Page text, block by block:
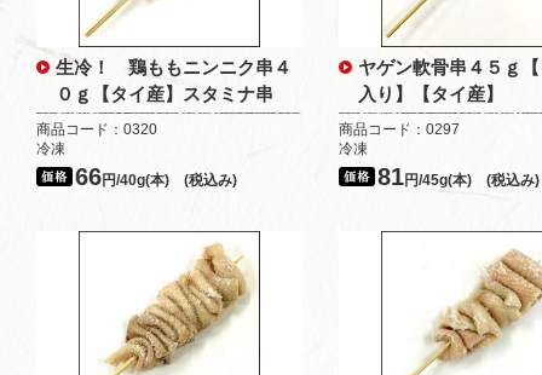
生冷！ 鶏ももニンニク串４
０ｇ【タイ産】スタミナ串
商品コード：0320
冷凍
66円/40g(本) (税込み)
ヤゲン軟骨串４５ｇ
入り】【タイ産】
商品コード：0297
冷凍
81円/45g(本) (税込み)